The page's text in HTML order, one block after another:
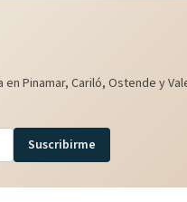
Pinamar, Cariló, Ostende y
Suscribirme